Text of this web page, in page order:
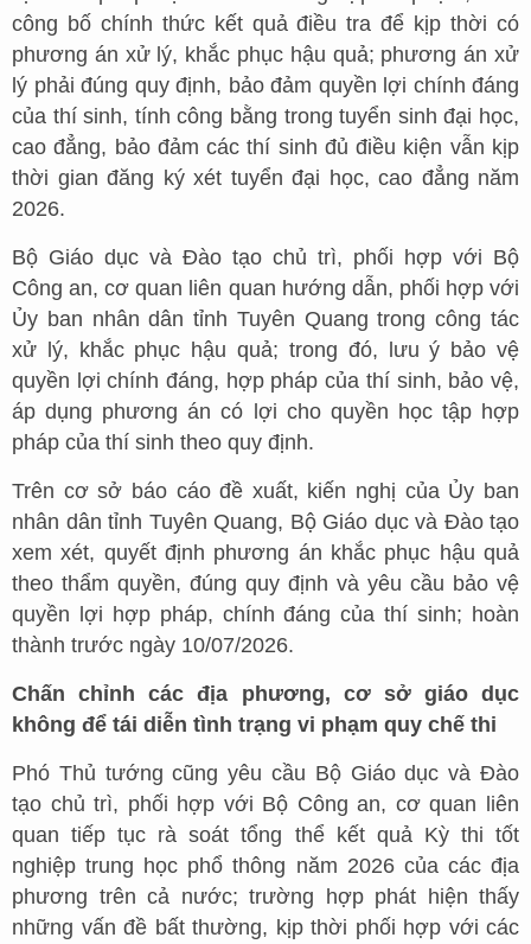
công bố chính thức kết quả điều tra để kịp thời có
phương án xử lý, khắc phục hậu quả; phương án xử
lý phải đúng quy định, bảo đảm quyền lợi chính đáng
của thí sinh, tính công bằng trong tuyển sinh đại học,
cao đẳng, bảo đảm các thí sinh đủ điều kiện vẫn kịp
thời gian đăng ký xét tuyển đại học, cao đẳng năm
2026.
Bộ Giáo dục và Đào tạo chủ trì, phối hợp với Bộ
Công an, cơ quan liên quan hướng dẫn, phối hợp với
Ủy ban nhân dân tỉnh Tuyên Quang trong công tác
xử lý, khắc phục hậu quả; trong đó, lưu ý bảo vệ
quyền lợi chính đáng, hợp pháp của thí sinh, bảo vệ,
áp dụng phương án có lợi cho quyền học tập hợp
pháp của thí sinh theo quy định.
Trên cơ sở báo cáo đề xuất, kiến nghị của Ủy ban
nhân dân tỉnh Tuyên Quang, Bộ Giáo dục và Đào tạo
xem xét, quyết định phương án khắc phục hậu quả
theo thẩm quyền, đúng quy định và yêu cầu bảo vệ
quyền lợi hợp pháp, chính đáng của thí sinh; hoàn
thành trước ngày 10/07/2026.
Chấn chỉnh các địa phương, cơ sở giáo dục
không để tái diễn tình trạng vi phạm quy chế thi
Phó Thủ tướng cũng yêu cầu Bộ Giáo dục và Đào
tạo chủ trì, phối hợp với Bộ Công an, cơ quan liên
quan tiếp tục rà soát tổng thể kết quả Kỳ thi tốt
nghiệp trung học phổ thông năm 2026 của các địa
phương trên cả nước; trường hợp phát hiện thấy
những vấn đề bất thường, kịp thời phối hợp với các